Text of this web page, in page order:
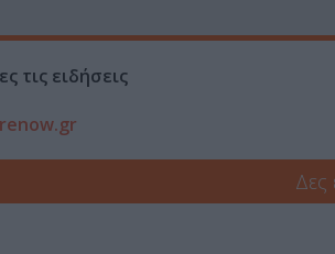
τις ειδήσεις
Δες